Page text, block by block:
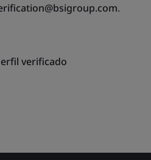
.
verificado